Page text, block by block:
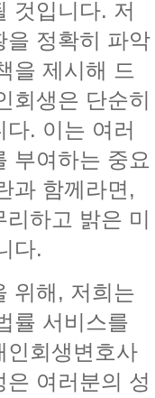
것입니다. 저
을 정확히 파악
을 제시해 드
회생은 단순히
. 이는 여러
부여하는 중요
과 함께라면,
하고 밝은 미
다.
위해, 저희는
률 서비스를
인회생변호사
은 여러분의 성